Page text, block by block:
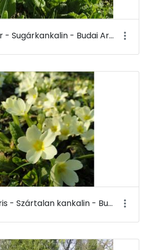
Primula elatior - Sugárkankalin - Budai Arborétum
Primula vulgaris - Szártalan kankalin - Budai Arborétum